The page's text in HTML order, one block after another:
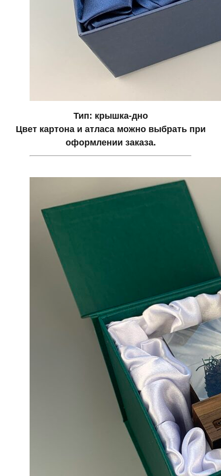
Тип: крышка-дно
Цвет картона и атласа можно выбрать при
оформлении заказа.